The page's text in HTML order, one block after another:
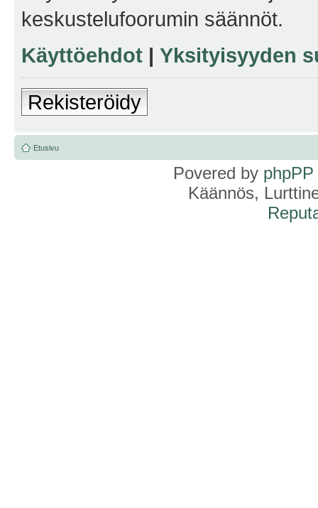
keskustelufoorumin säännöt.
Käyttöehdot | Yksityisyyden
Rekisteröidy
Etusivu
Povered by phpPP
Käännös,